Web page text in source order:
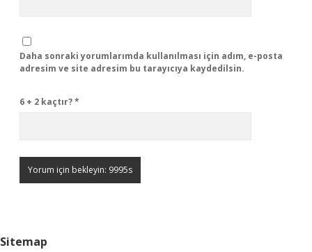
Daha sonraki yorumlarımda kullanılması için adım, e-posta
adresim ve site adresim bu tarayıcıya kaydedilsin.
6 + 2 kaçtır?*
Sitemap